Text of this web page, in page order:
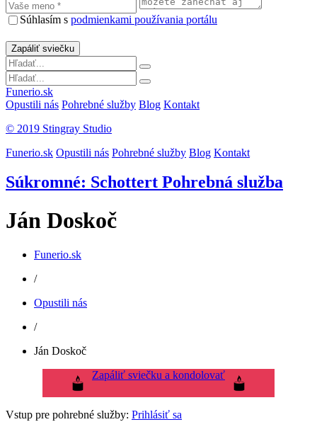
Súhlasím s podmienkami používania portálu
Funerio.sk
Opustili nás Pohrebné služby Blog Kontakt
© 2019 Stingray Studio
Funerio.sk Opustili nás Pohrebné služby Blog Kontakt
Súkromné: Schottert Pohrebná služba
Ján Doskoč
Funerio.sk
/
Opustili nás
/
Ján Doskoč
Zapáliť sviečku a kondolovať
Vstup pre pohrebné služby: Prihlásiť sa